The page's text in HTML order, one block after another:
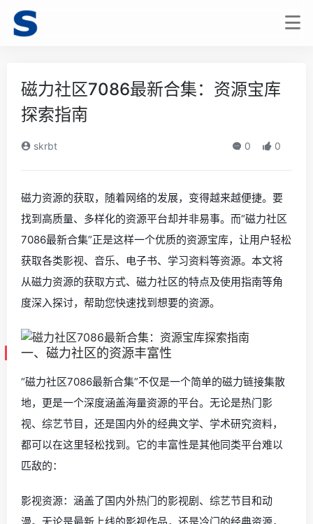
磁力社区7086最新合集：资源宝库
探索指南
skrbt 0 0
磁力资源的获取，随着网络的发展，变得越来越便捷。要
找到高质量、多样化的资源平台却并非易事。而“磁力社区
7086最新合集”正是这样一个优质的资源宝库，让用户轻松
获取各类影视、音乐、电子书、学习资料等资源。本文将
从磁力资源的获取方式、磁力社区的特点及使用指南等角
度深入探讨，帮助您快速找到想要的资源。
一、磁力社区的资源丰富性
“磁力社区7086最新合集”不仅是一个简单的磁力链接集散
地，更是一个深度涵盖海量资源的平台。无论是热门影
视、综艺节目，还是国内外的经典文学、学术研究资料，
都可以在这里轻松找到。它的丰富性是其他同类平台难以
匹敌的：
影视资源：涵盖了国内外热门的影视剧、综艺节目和动
漫。无论是最新上线的影视作品，还是冷门的经典资源，